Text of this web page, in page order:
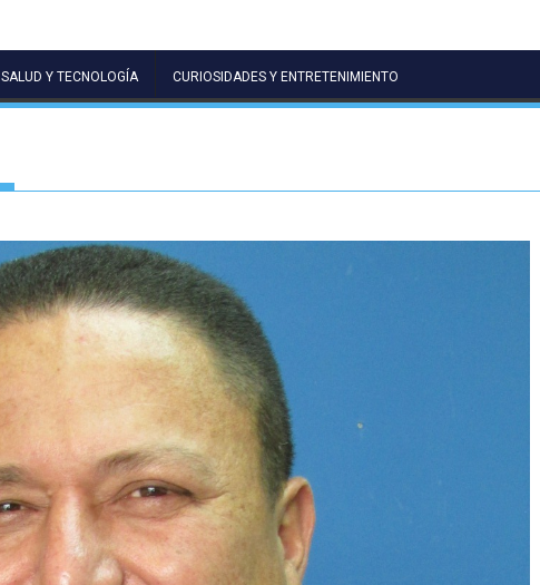
SALUD Y TECNOLOGÍA CURIOSIDADES Y ENTRETENIMIENTO